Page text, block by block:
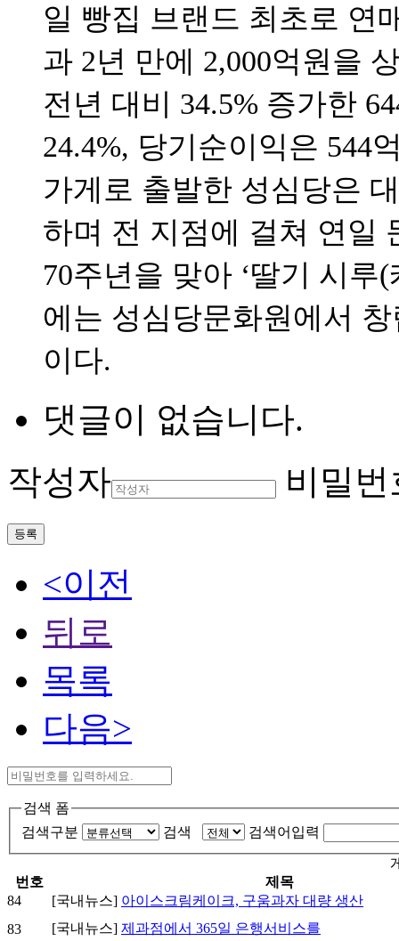
일 빵집 브랜드 최초로 연
과 2년 만에 2,000억원을
전년 대비 34.5% 증가한
24.4%, 당기순이익은 544
가게로 출발한 성심당은
하며 전 지점에 걸쳐 연일
70주년을 맞아 ‘딸기 시루
에는 성심당문화원에서
이다.
댓글이 없습니다.
작성자
비밀번
등록
<이전
뒤로
목록
다음>
검색 폼
검색구분
검색 검색어입력
번호
제목
84
[국내뉴스] 아이스크림케이크, 구움과자 대량 생산
83
[국내뉴스] 제과점에서 365일 은행서비스를